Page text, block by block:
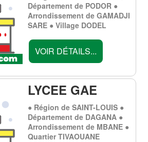
Département de PODOR ●
Arrondissement de GAMADJI
SARE ● Village DODEL
VOIR DÉTAILS...
LYCEE GAE
● Région de SAINT-LOUIS ●
Département de DAGANA ●
Arrondissement de MBANE ●
Quartier TIVAOUANE